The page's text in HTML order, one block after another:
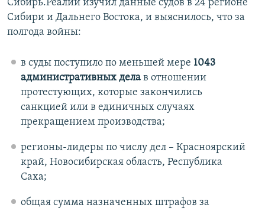
Сибирь.Реалии изучил данные судов в 24 регионе
Сибири и Дальнего Востока, и выяснилось, что за
полгода войны:
в суды поступило по меньшей мере 1043
административных делав отношении
протестующих, которые закончились
санкцией или в единичных случаях
прекращением производства;
регионы-лидеры по числу дел – Красноярский
край, Новосибирская область, Республика
Саха;
общая сумма назначенных штрафов за